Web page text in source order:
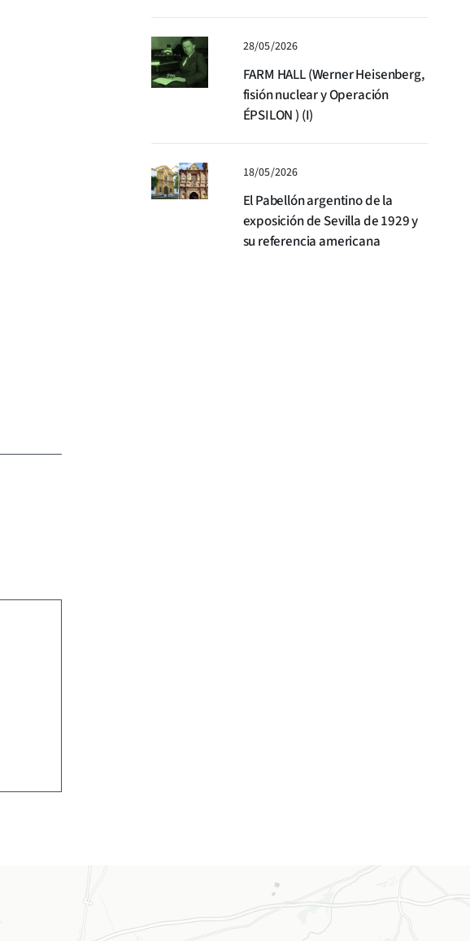
28/05/2026
FARM HALL (Werner Heisenberg,
fisión nuclear y Operación
ÉPSILON ) (I)
18/05/2026
El Pabellón argentino de la
exposición de Sevilla de 1929 y
su referencia americana